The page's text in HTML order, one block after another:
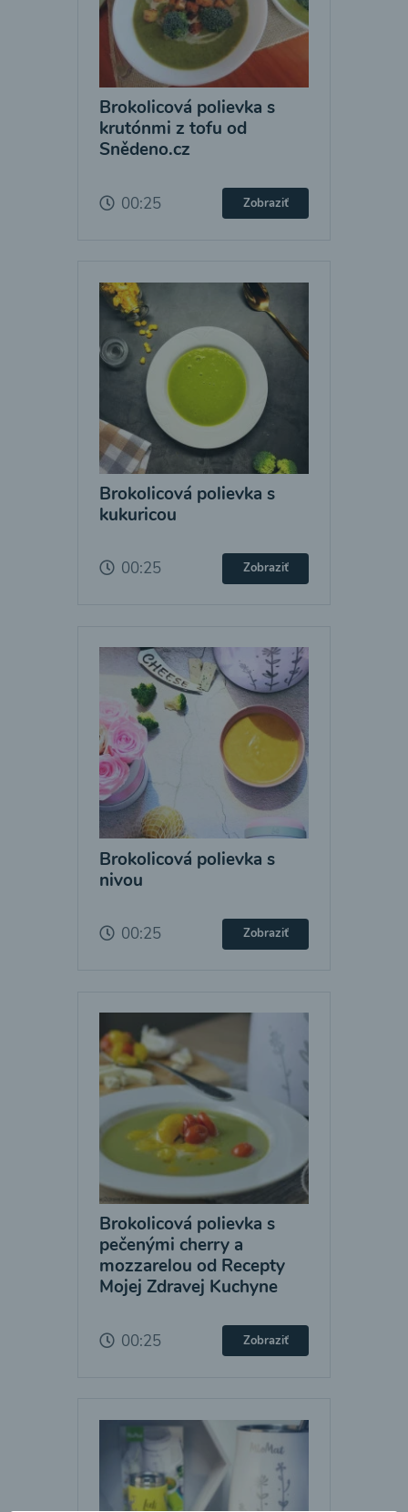
Brokolicová polievka s
krutónmi z tofu od
Snědeno.cz
00:25 Zobraziť
Brokolicová polievka s
kukuricou
00:25 Zobraziť
Brokolicová polievka s
nivou
00:25 Zobraziť
Brokolicová polievka s
pečenými cherry a
mozzarelou od Recepty
Mojej Zdravej Kuchyne
00:25 Zobraziť